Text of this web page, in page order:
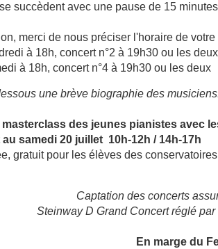
succèdent avec une pause de 15
merci de nous préciser l'horaire de votre
à 18h, concert n°2 à 19h30 ou les
à 18h, concert n°4 à 19h30 ou les deux
une brève biographie des
des jeunes pianistes avec
samedi 20 juillet 10h-12h / 14h-17h
gratuit pour les élèves des
Captation des concerts
Steinway D Grand Concert réglé
En marge du